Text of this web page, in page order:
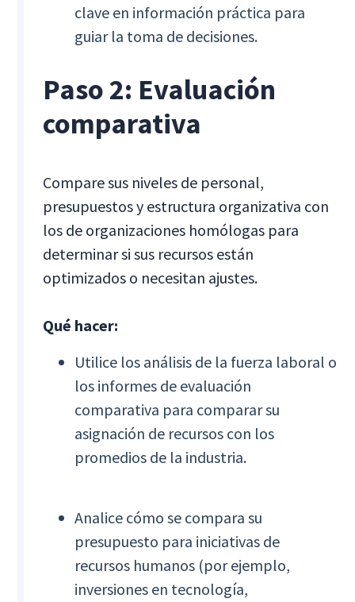
clave en información práctica para
guiar la toma de decisiones.
Paso 2: Evaluación
comparativa
Compare sus niveles de personal,
presupuestos y estructura organizativa con
los de organizaciones homólogas para
determinar si sus recursos están
optimizados o necesitan ajustes.
Qué hacer:
Utilice los análisis de la fuerza laboral o
los informes de evaluación
comparativa para comparar su
asignación de recursos con los
promedios de la industria.
Analice cómo se compara su
presupuesto para iniciativas de
recursos humanos (por ejemplo,
inversiones en tecnología,